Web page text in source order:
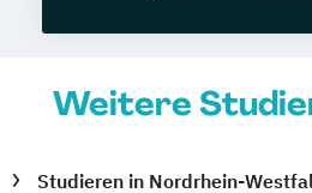
Weitere
Studieren in Nordrhein-